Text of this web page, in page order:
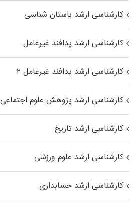
کارشناسی ارشد باستان شناسی
کارشناسی ارشد پدافند غیرعامل
کارشناسی ارشد پدافند غیرعامل ۲
کارشناسی ارشد پژوهش علوم اجتماعی
کارشناسی ارشد تاریخ
کارشناسی ارشد علوم ورزشی
کارشناسی ارشد حسابداری